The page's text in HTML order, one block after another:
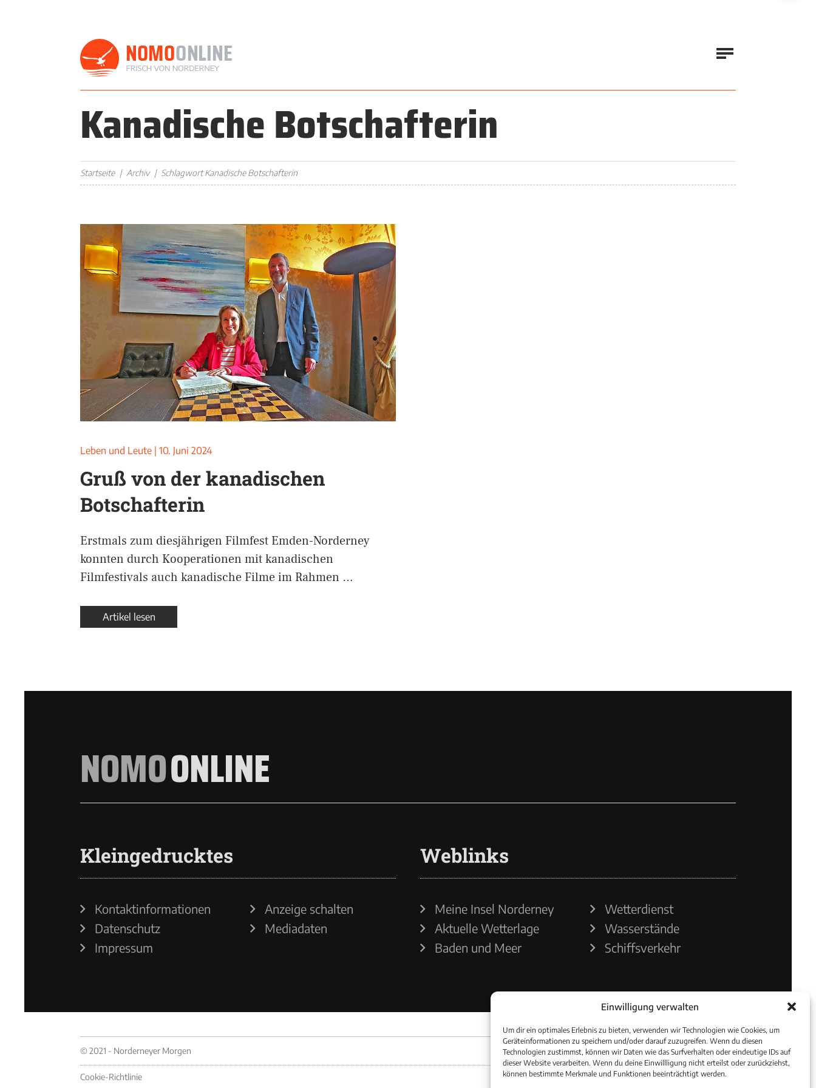
Einwilligung verwalten
Um dir ein optimales Erlebnis zu bieten, verwenden wir Technologien wie Cookies, um
Geräteinformationen zu speichern und/oder darauf zuzugreifen. Wenn du diesen
Technologien zustimmst, können wir Daten wie das Surfverhalten oder eindeutige IDs auf
dieser Website verarbeiten. Wenn du deine Einwillligung nicht erteilst oder zurückziehst,
können bestimmte Merkmale und Funktionen beeinträchtigt werden.
Kanadische Botschafterin
Startseite Archiv Schlagwort Kanadische Botschafterin
Leben und Leute 10. Juni 2024
Gruß von der kanadischen
Botschafterin
Erstmals zum diesjährigen Filmfest Emden-Norderney
konnten durch Kooperationen mit kanadischen
Filmfestivals auch kanadische Filme im Rahmen …
Artikel lesen
NOMOONLINE
Kleingedrucktes
Kontaktinformationen
Datenschutz
Impressum
Anzeige schalten
Mediadaten
Weblinks
Meine Insel Norderney
Aktuelle Wetterlage
Baden und Meer
Wetterdienst
Wasserstände
Schiffsverkehr
© 2021 - Norderneyer Morgen
Cookie-Richtlinie